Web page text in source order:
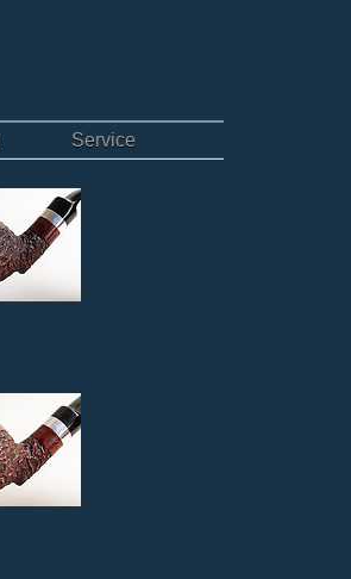
Service